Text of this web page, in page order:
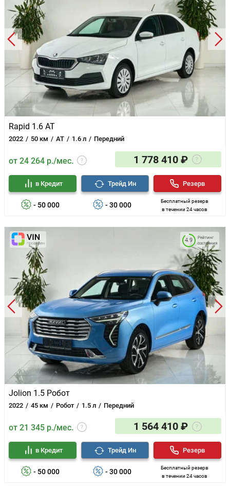
Rapid 1.6 AT
2022 50 км AT 1.6 л Передний
от 24 264 р./мес. 1 778 410 ₽
- 50 000
в Кредит
- 30 000
Трейд Ин
Бесплатный резерв
в течении 24 часов
Резерв
Jolion 1.5 Робот
2022 45 км Робот 1.5 л Передний
Рейтинг
состояния
4.9
от 21 345 р./мес. 1 564 410 ₽
- 50 000
в Кредит
- 30 000
Трейд Ин
Бесплатный резерв
в течении 24 часов
Резерв